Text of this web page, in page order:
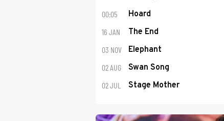
00:05 Hoard
16 JAN The End
03 NOV Elephant
02 AUG Swan Song
02 JUL Stage Mother